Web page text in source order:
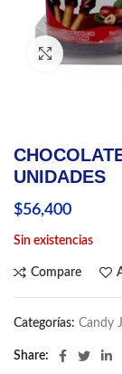
Click to
UNIDADES
$56,400
Sin existencias
Compare
Categorías: Candy
Share